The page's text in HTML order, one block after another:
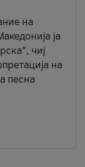
на
ја
чиј
на
песна